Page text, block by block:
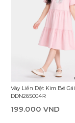
Váy Liền Dệt Kim Bé Gái
DDN26S004R
199.000 VND